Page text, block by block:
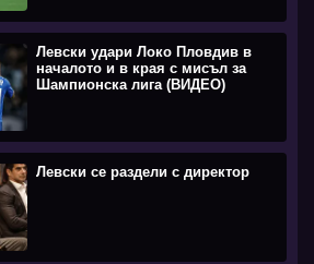
Левски удари Локо Пловдив в
началото и в края с мисъл за
Шампионска лига (ВИДЕО)
Левски се раздели с директор